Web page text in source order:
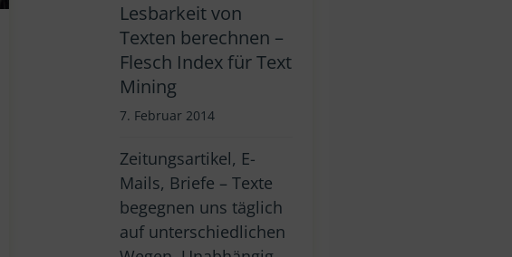
Lesbarkeit von
Texten berechnen –
Flesch Index für Text
Mining
7. Februar 2014
Zeitungsartikel, E-
Mails, Briefe – Texte
begegnen uns täglich
auf unterschiedlichen